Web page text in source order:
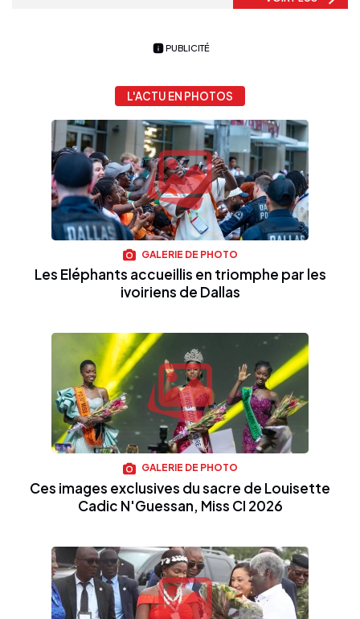
PUBLICITÉ
L'ACTU EN PHOTOS
GALERIE DE PHOTO
Les Eléphants accueillis en triomphe par les
ivoiriens de Dallas
GALERIE DE PHOTO
Ces images exclusives du sacre de Louisette
Cadic N'Guessan, Miss CI 2026